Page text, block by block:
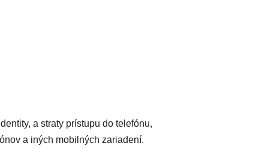
a straty prístupu do telefónu,
a iných mobilných zariadení.